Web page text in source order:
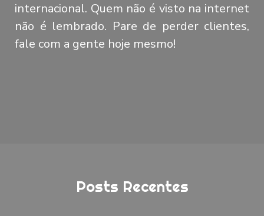
internacional. Quem não é visto na internet
não é lembrado. Pare de perder clientes,
fale com a gente hoje mesmo!
Posts Recentes